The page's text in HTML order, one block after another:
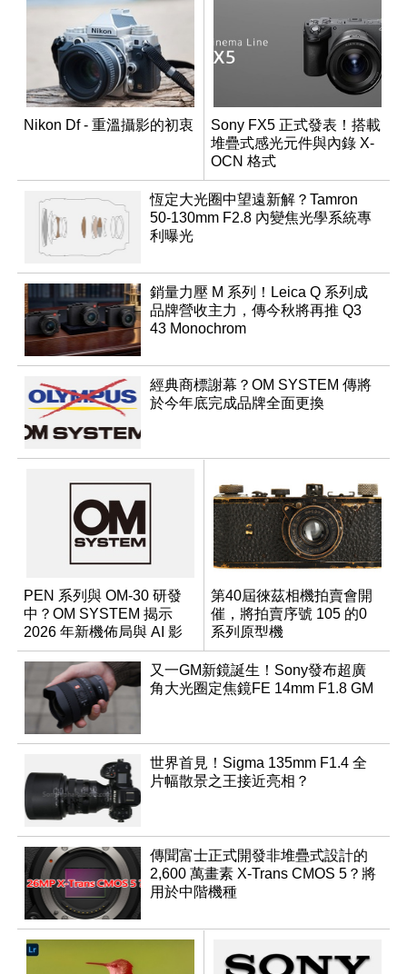
Nikon Df - 重溫攝影的初衷
Sony FX5 正式發表！搭載
堆疊式感光元件與內錄 X-
OCN 格式
恆定大光圈中望遠新解？Tamron
50-130mm F2.8 內變焦光學系統專
利曝光
銷量力壓 M 系列！Leica Q 系列成
品牌營收主力，傳今秋將再推 Q3
43 Monochrom
經典商標謝幕？OM SYSTEM 傳將
於今年底完成品牌全面更換
PEN 系列與 OM-30 研發
中？OM SYSTEM 揭示
2026 年新機佈局與 AI 影
像藍圖
第40屆徠茲相機拍賣會開
催，將拍賣序號 105 的0
系列原型機
又一GM新鏡誕生！Sony發布超廣
角大光圈定焦鏡FE 14mm F1.8 GM
世界首見！Sigma 135mm F1.4 全
片幅散景之王接近亮相？
傳聞富士正式開發非堆疊式設計的
2,600 萬畫素 X-Trans CMOS 5？將
用於中階機種